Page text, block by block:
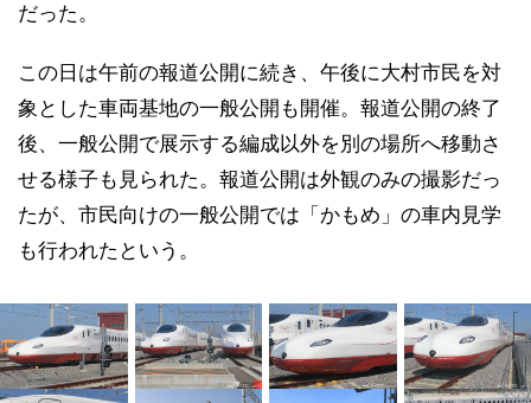
だった。
この日は午前の報道公開に続き、午後に大村市民を対
象とした車両基地の一般公開も開催。報道公開の終了
後、一般公開で展示する編成以外を別の場所へ移動さ
せる様子も見られた。報道公開は外観のみの撮影だっ
たが、市民向けの一般公開では「かもめ」の車内見学
も行われたという。